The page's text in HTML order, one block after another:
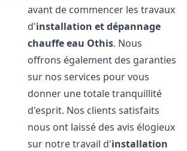
avant de commencer les travaux
d'installation et dépannage
chauffe eau Othis. Nous
offrons également des garanties
sur nos services pour vous
donner une totale tranquillité
d'esprit. Nos clients satisfaits
nous ont laissé des avis élogieux
sur notre travail d'installation